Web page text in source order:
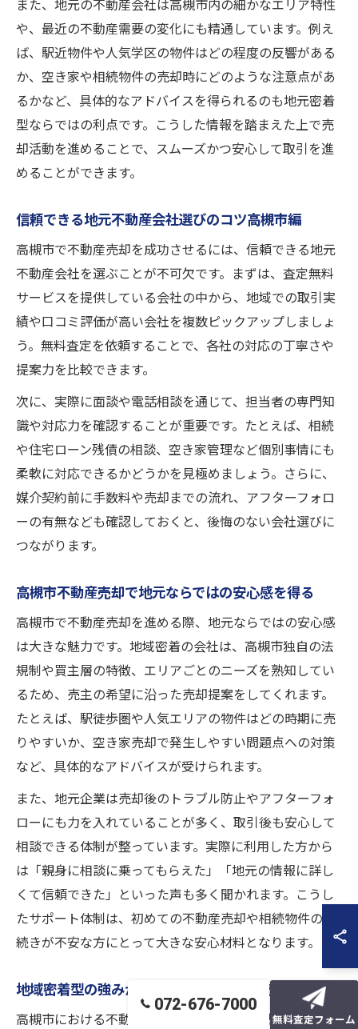
また、地元の不動産会社は高槻市内の細かなエリア特性
や、最近の不動産需要の変化にも精通しています。例え
ば、駅近物件や人気学区の物件はどの程度の反響がある
か、空き家や相続物件の売却時にどのような注意点があ
るかなど、具体的なアドバイスを得られるのも地元密着
型ならではの利点です。こうした情報を踏まえた上で売
却活動を進めることで、スムーズかつ安心して取引を進
めることができます。
信頼できる地元不動産会社選びのコツ高槻市編
高槻市で不動産売却を成功させるには、信頼できる地元
不動産会社を選ぶことが不可欠です。まずは、査定無料
サービスを提供している会社の中から、地域での取引実
績や口コミ評価が高い会社を複数ピックアップしましょ
う。無料査定を依頼することで、各社の対応の丁寧さや
提案力を比較できます。
次に、実際に面談や電話相談を通じて、担当者の専門知
識や対応力を確認することが重要です。たとえば、相続
や住宅ローン残債の相談、空き家管理など個別事情にも
柔軟に対応できるかどうかを見極めましょう。さらに、
媒介契約前に手数料や売却までの流れ、アフターフォロ
ーの有無なども確認しておくと、後悔のない会社選びに
つながります。
高槻市不動産売却で地元ならではの安心感を得る
高槻市で不動産売却を進める際、地元ならではの安心感
は大きな魅力です。地域密着の会社は、高槻市独自の法
規制や買主層の特徴、エリアごとのニーズを熟知してい
るため、売主の希望に沿った売却提案をしてくれます。
たとえば、駅徒歩圏や人気エリアの物件はどの時期に売
りやすいか、空き家売却で発生しやすい問題点への対策
など、具体的なアドバイスが受けられます。
また、地元企業は売却後のトラブル防止やアフターフォ
ローにも力を入れていることが多く、取引後も安心して
相談できる体制が整っています。実際に利用した方から
は「親身に相談に乗ってもらえた」「地元の情報に詳し
くて信頼できた」といった声も多く聞かれます。こうし
たサポート体制は、初めての不動産売却や相続物件の手
続きが不安な方にとって大きな安心材料となります。
地域密着型の強みが光る高槻市の不動産売却
高槻市における不動産売却では、地域密着型の不動産会
072-676-7000
無料査定フォーム